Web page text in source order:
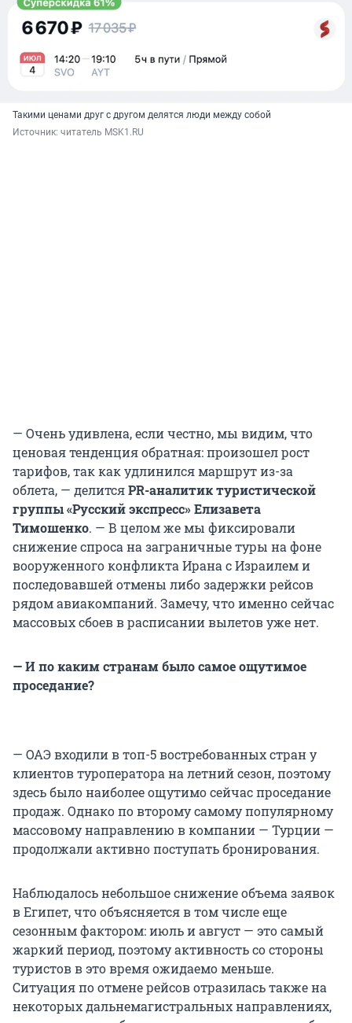
Такими ценами друг с другом делятся люди между собой
Источник: читатель MSK1.RU
— Очень удивлена, если честно, мы видим, что
ценовая тенденция обратная: произошел рост
тарифов, так как удлинился маршрут из-за
облета, — делитсяPR-аналитик туристической
группы «Русский экспресс» Елизавета
Тимошенко. — В целом же мы фиксировали
снижение спроса на заграничные туры на фоне
вооруженного конфликта Ирана с Израилем и
последовавшей отмены либо задержки рейсов
рядом авиакомпаний. Замечу, что именно сейчас
массовых сбоев в расписании вылетов уже нет.
— И по каким странам было самое ощутимое
проседание?
— ОАЭ входили в топ-5 востребованных стран у
клиентов туроператора на летний сезон, поэтому
здесь было наиболее ощутимо сейчас проседание
продаж. Однако по второму самому популярному
массовому направлению в компании — Турции —
продолжали активно поступать бронирования.
Наблюдалось небольшое снижение объема заявок
в Египет, что объясняется в том числе еще
сезонным фактором: июль и август — это самый
жаркий период, поэтому активность со стороны
туристов в это время ожидаемо меньше.
Ситуация по отмене рейсов отразилась также на
некоторых дальнемагистральных направлениях,